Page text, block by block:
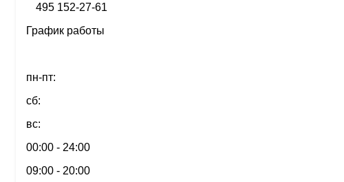
495 152-27-61
График работы
пн-пт:
сб:
вс:
00:00 - 24:00
09:00 - 20:00